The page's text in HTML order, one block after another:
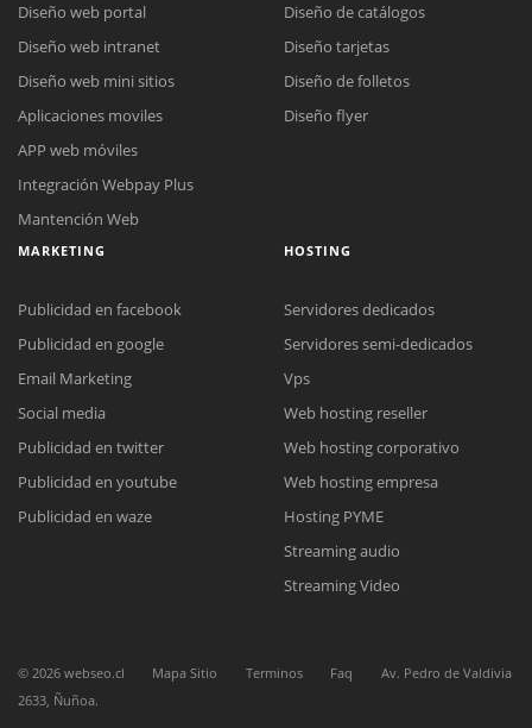
Reunión online
Nuestros ejecutivos le enviarán un correo electrónico con el enlace a
Meet para la reunión online.
Cotización
Chat Online
Todos nuestros ejecutivos están fuera de línea. Complete el formulario
Diseño web portal
Diseño web intranet
Diseño web mini sitios
Aplicaciones moviles
APP web móviles
Integración Webpay Plus
Mantención Web
Diseño de catálogos
Diseño tarjetas
Diseño de folletos
Diseño flyer
MARKETING
Publicidad en facebook
Publicidad en google
Email Marketing
Social media
Publicidad en twitter
Publicidad en youtube
Publicidad en waze
HOSTING
Servidores dedicados
Servidores semi-dedicados
Vps
Web hosting reseller
Web hosting corporativo
Web hosting empresa
Hosting PYME
Streaming audio
Streaming Video
© 2026 webseo.cl Mapa Sitio Terminos Faq
Av. Pedro de Valdivia
2633, Ñuñoa.